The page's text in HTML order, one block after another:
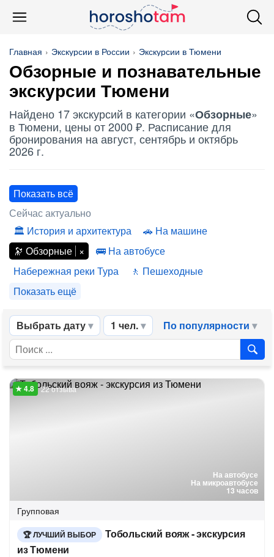
Главная Экскурсии в России Экскурсии в Тюмени
Обзорные и познавательные
экскурсии Тюмени
Найдено 17 экскурсий в категории «Обзорные»
в Тюмени, цены от 2000 ₽. Расписание для
бронирования на август, сентябрь и октябрь
2026 г.
Показать всё
Сейчас актуально
История и архитектура
На машине
Обзорные
На автобусе
Набережная реки Тура
Пешеходные
Показать ещё
Выбрать дату 1 чел. По популярности
На автобусе
На микроавтобусе
13 часов
22 отзыва
Групповая
ЛУЧШИЙ ВЫБОР
Тобольский вояж - экскурсия
из Тюмени